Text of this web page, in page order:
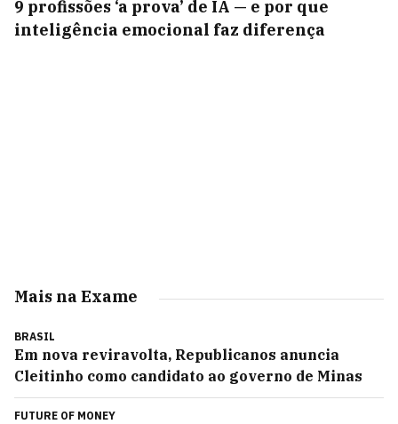
9 profissões ‘a prova’ de IA — e por que
inteligência emocional faz diferença
Mais na Exame
BRASIL
Em nova reviravolta, Republicanos anuncia
Cleitinho como candidato ao governo de Minas
FUTURE OF MONEY